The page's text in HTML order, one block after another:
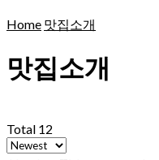
Home 맛집소개
맛집소개
Total 12